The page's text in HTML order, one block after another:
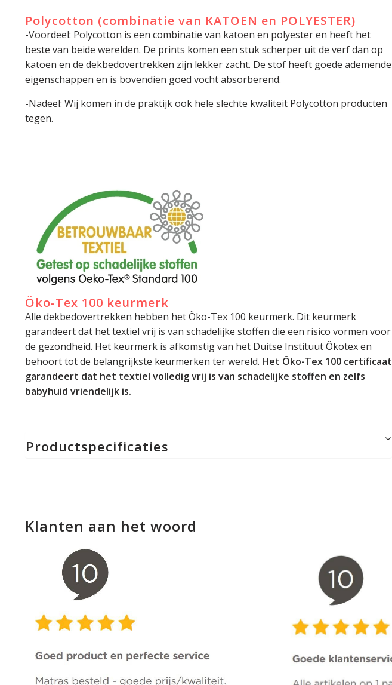
Polycotton (combinatie van KATOEN en POLYESTER)
-Voordeel: Polycotton is een combinatie van katoen en polyester en heeft het
beste van beide werelden. De prints komen een stuk scherper uit de verf dan op
katoen en de dekbedovertrekken zijn lekker zacht. De stof heeft goede ademende
eigenschappen en is bovendien goed vocht absorberend.
-Nadeel: Wij komen in de praktijk ook hele slechte kwaliteit Polycotton producten
tegen.
Öko-Tex 100 keurmerk
Alle dekbedovertrekken hebben het Öko-Tex 100 keurmerk. Dit keurmerk
garandeert dat het textiel vrij is van schadelijke stoffen die een risico vormen voor
de gezondheid. Het keurmerk is afkomstig van het Duitse Instituut Ökotex en
behoort tot de belangrijkste keurmerken ter wereld. Het Öko-Tex 100 certificaat
garandeert dat het textiel volledig vrij is van schadelijke stoffen en zelfs
babyhuid vriendelijk is.
Productspecificaties
Klanten aan het woord